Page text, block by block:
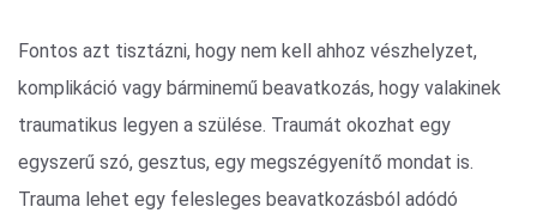
Fontos azt tisztázni, hogy nem kell ahhoz vészhelyzet,
komplikáció vagy bárminemű beavatkozás, hogy valakinek
traumatikus legyen a szülése. Traumát okozhat egy
egyszerű szó, gesztus, egy megszégyenítő mondat is.
Trauma lehet egy felesleges beavatkozásból adódó